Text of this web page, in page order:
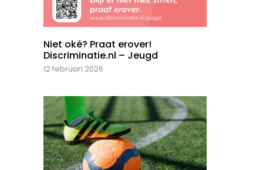
Niet oké? Praat erover!
Discriminatie.nl – Jeugd
12 februari 2026